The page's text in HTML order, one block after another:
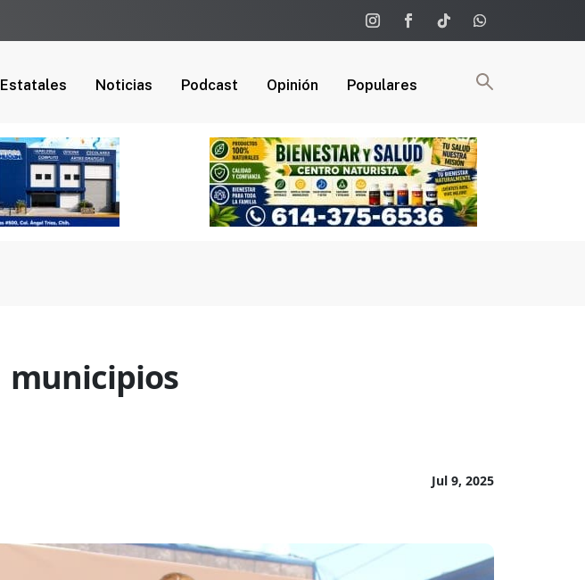
Estatales Noticias Podcast Opinión Populares
municipios
Jul 9, 2025